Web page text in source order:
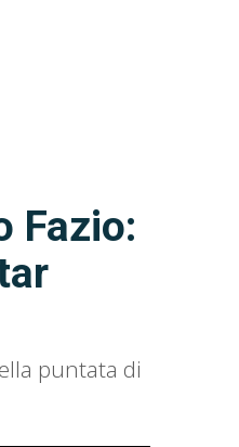
Fazio:
puntata di